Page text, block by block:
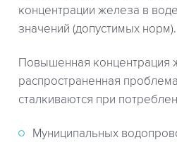
концентрации железа в
значений (допустимых норм).
Повышенная концентрация
распространенная
сталкиваются при
Муниципальных